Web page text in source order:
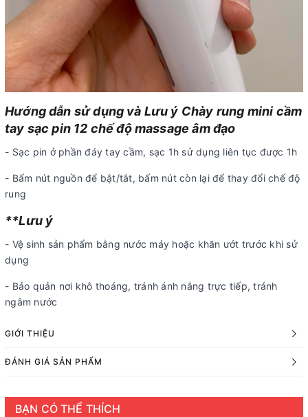
Hướng dẫn sử dụng và Lưu ý Chày rung mini cầm
tay sạc pin 12 chế độ massage âm đạo
- Sạc pin ở phần đáy tay cầm, sạc 1h sử dụng liên tục được 1h
- Bấm nút nguồn để bật/tắt, bấm nút còn lại để thay đổi chế độ
rung
**Lưu ý
- Vệ sinh sản phẩm bằng nước máy hoặc khăn ướt trước khi sử
dụng
- Bảo quản nơi khô thoáng, tránh ánh nắng trực tiếp, tránh
ngâm nước
GIỚI THIỆU
ĐÁNH GIÁ SẢN PHẨM
BẠN CÓ THỂ THÍCH